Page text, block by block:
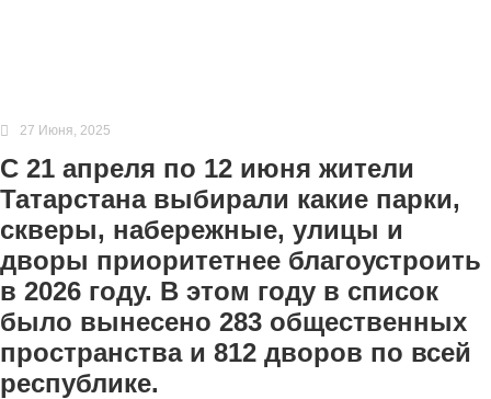
27 Июня, 2025
С 21 апреля по 12 июня жители
Татарстана выбирали какие парки,
скверы, набережные, улицы и
дворы приоритетнее благоустроить
в 2026 году. В этом году в список
было вынесено 283 общественных
пространства и 812 дворов по всей
республике.